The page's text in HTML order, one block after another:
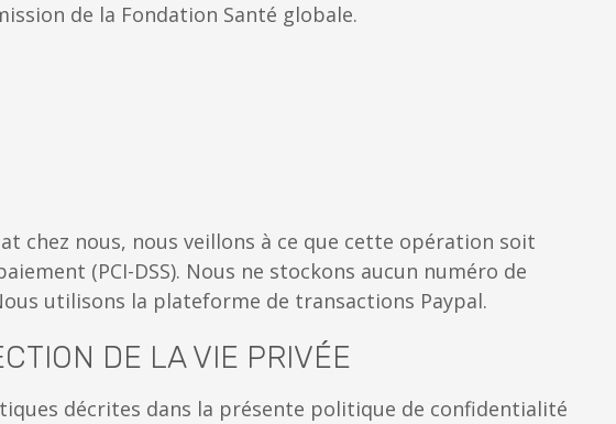
de la Fondation Santé globale.
chez nous, nous veillons à ce que cette opération soit
(PCI-DSS). Nous ne stockons aucun numéro de
utilisons la plateforme de transactions Paypal.
DE LA VIE PRIVÉE
décrites dans la présente politique de confidentialité